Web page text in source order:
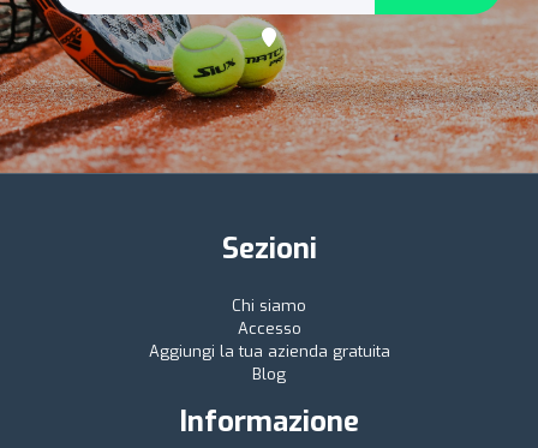
Sezioni
Chi siamo
Accesso
Aggiungi la tua azienda gratuita
Blog
Informazione